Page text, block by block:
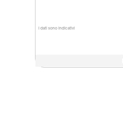
I dati sono indicativi